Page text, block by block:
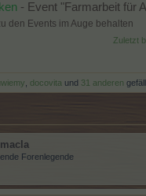
- Event "Farmarbeit für
den Events im Auge behalten
Zuletzt
docovita und 31 anderen
Forenlegende